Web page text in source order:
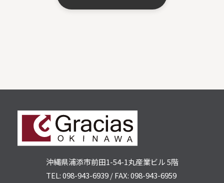
沖縄県浦添市前田1-54-1丸産業ビル 5階
TEL: 098-943-6939/FAX: 098-943-6959